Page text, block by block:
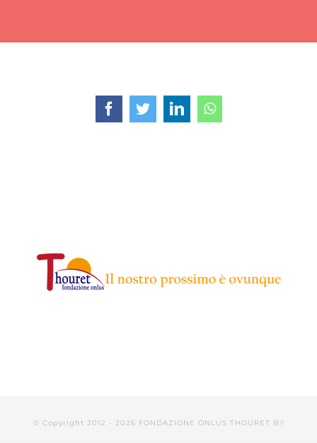
FacebookTwitterLinkedInWhatsApp
© Copyright 2012 - 2026 FONDAZIONE ONLUS THOURET BY